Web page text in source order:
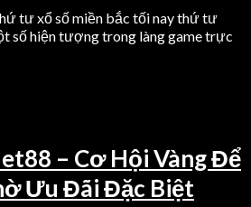
tư xổ số miền bắc tối nay thứ tư
số hiện tượng trong làng game trực
– Cơ Hội Vàng Để
Ưu Đãi Đặc Biệt